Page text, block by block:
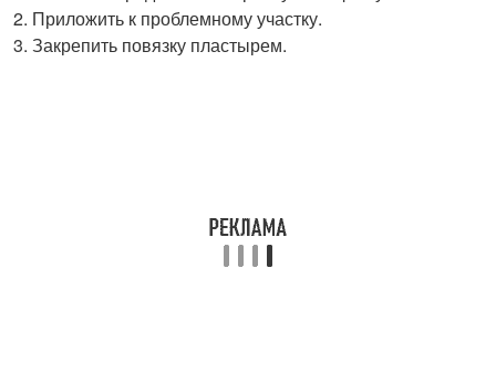
Приложить к проблемному участку.
Закрепить повязку пластырем.